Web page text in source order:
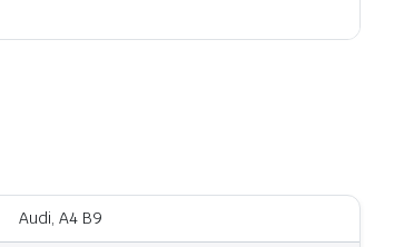
Audi, A4 B9